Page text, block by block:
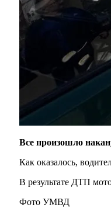
Все произошло
Как оказалось,
В результате ДТП
Фото УМВД